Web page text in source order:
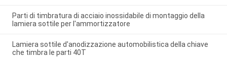
Parti di timbratura di acciaio inossidabile di montaggio della
lamiera sottile per l'ammortizzatore
Lamiera sottile d'anodizzazione automobilistica della chiave
che timbra le parti 40T